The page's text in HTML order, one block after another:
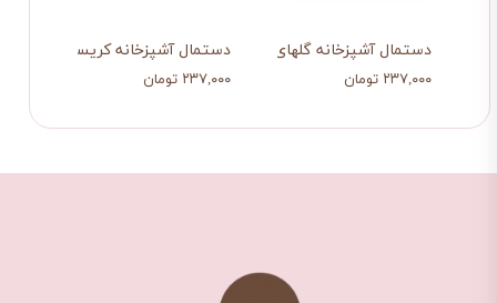
دستمال آشپزخانه کریسمس
۲۳۷,۰۰۰ تومان
دستمال آشپزخانه گلهای زرد
۲۳۷,۰۰۰ تومان